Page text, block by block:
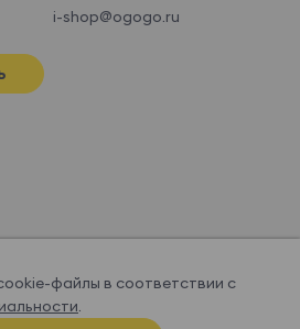
i-shop@ogogo.ru
файлы в соответствии с
.